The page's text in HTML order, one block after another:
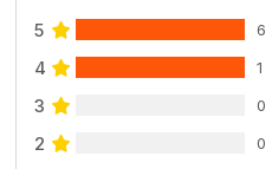
5 6
4 1
3 0
2 0